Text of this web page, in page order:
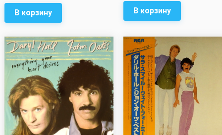
В корзину В корзину